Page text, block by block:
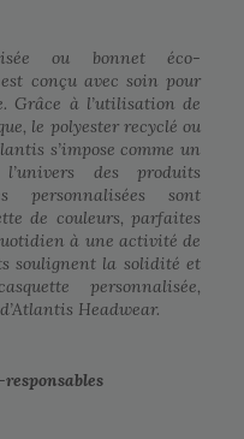
ou bonnet éco-
conçu avec soin pour
Grâce à l’utilisation de
le polyester recyclé ou
s’impose comme un
des produits
personnalisées sont
de couleurs, parfaites
à une activité de
soulignent la solidité et
personnalisée,
Headwear.